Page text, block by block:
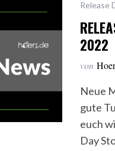
Release
2022
von
Neue
gute
euch
Day